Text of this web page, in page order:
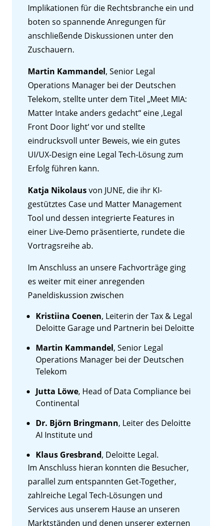
Implikationen für die Rechtsbranche ein und
boten so spannende Anregungen für
anschließende Diskussionen unter den
Zuschauern.
Martin Kammandel, Senior Legal
Operations Manager bei der Deutschen
Telekom, stellte unter dem Titel „Meet MIA:
Matter Intake anders gedacht“ eine ‚Legal
Front Door light‘ vor und stellte
eindrucksvoll unter Beweis, wie ein gutes
UI/UX-Design eine Legal Tech-Lösung zum
Erfolg führen kann.
Katja Nikolausvon JUNE, die ihr KI-
gestütztes Case und Matter Management
Tool und dessen integrierte Features in
einer Live-Demo präsentierte, rundete die
Vortragsreihe ab.
Im Anschluss an unsere Fachvorträge ging
es weiter mit einer anregenden
Paneldiskussion zwischen
Kristiina Coenen, Leiterin der Tax & Legal
Deloitte Garage und Partnerin bei Deloitte
Martin Kammandel, Senior Legal
Operations Manager bei der Deutschen
Telekom
Jutta Löwe, Head of Data Compliance bei
Continental
Dr. Björn Bringmann, Leiter des Deloitte
AI Institute und
Klaus Gresbrand, Deloitte Legal.
Im Anschluss hieran konnten die Besucher,
parallel zum entspannten Get-Together,
zahlreiche Legal Tech-Lösungen und
Services aus unserem Hause an unseren
Marktständen und denen unserer externen